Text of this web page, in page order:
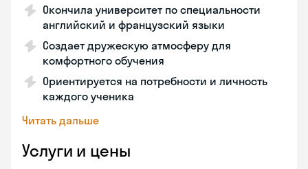
Окончила университет по специальности
английский и французский языки
Создает дружескую атмосферу для
комфортного обучения
Ориентируется на потребности и личность
каждого ученика
Читать дальше
Услуги и цены